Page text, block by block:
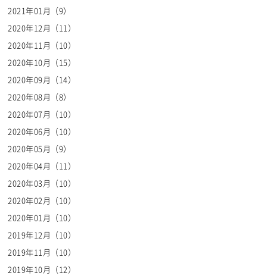
2021年01月（9）
2020年12月（11）
2020年11月（10）
2020年10月（15）
2020年09月（14）
2020年08月（8）
2020年07月（10）
2020年06月（10）
2020年05月（9）
2020年04月（11）
2020年03月（10）
2020年02月（10）
2020年01月（10）
2019年12月（10）
2019年11月（10）
2019年10月（12）